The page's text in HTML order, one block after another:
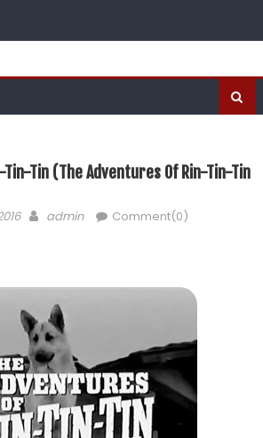
Tin-Tin (The Adventures Of Rin-Tin-Tin
admin Comment(0)